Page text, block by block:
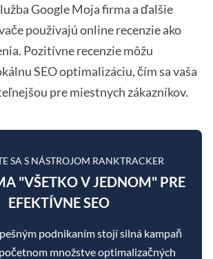
Google Moja firma a ďalšie
používajú online recenzie ako
Pozitívne recenzie môžu
SEO optimalizáciu, čím sa vaša
pre miestnych zákazníkov.
SA S NÁSTROJOM RANKTRACKER
"VŠETKO V JEDNOM" PRE
EFEKTÍVNE SEO
podnikaním stojí silná kampaň
množstve optimalizačných